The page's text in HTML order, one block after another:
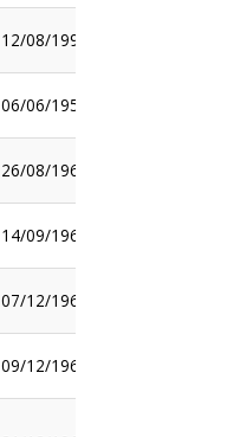
12/08/1999
06/06/1955
26/08/1963
14/09/1965
07/12/1965
09/12/1965